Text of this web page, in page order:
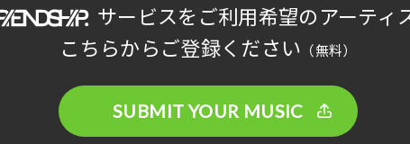
サービスをご利用希望のアーティ
こちらからご登録ください （無料）
SUBMIT YOUR MUSIC